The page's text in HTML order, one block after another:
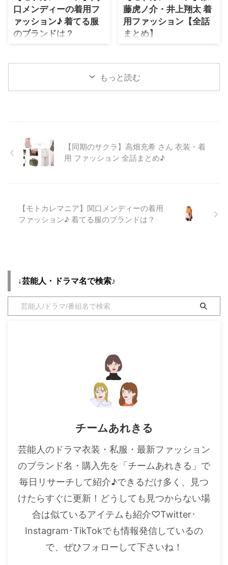
な難波ユリカ（新木優子）のモト
カレマニアっぷりに注目♡ モト
カノ・むぎを忘れられない、浜野
謙太(山下章生役)さんのモトカノ
MKM♪ 幸せだった元カレ斎藤真
（マコチ）役・高良健吾との時間
に浸る、、、そんな難波ユリカ
（新木優 ...
口メンディーの着用フ
ァッション♪ 着てる服
のブランドは？
2019年秋の新ドラマ♫ オープニ
放送♫【モトカレマニア】略して
MKM♪ 幸せだった元カレ斎藤真
（マコチ）役・高良健吾との時間
に浸る、、、そんな難波ユリカ
藤虎ノ介・井上翔太 着
用ファッション【全話
まとめ】
https://twitter.com/muscat_fujitv
ングテーマは安田レイさんの「ア
健吾）との時間に浸る、、、そん
な難波ユリカ（新木優子）のモト
もっと読む
【同期のサクラ】高畑充希 さん 衣装・着
用 ファッション 全話まとめ♪
【モトカレマニア】関口メンディーの着用
ファッション♪ 着てる服のブランドは？
↓芸能人・ドラマ名で検索♪
チームあれきる
芸能人のドラマ衣装・私服・最新ファッション
のブランド名・購入先を「チームあれきる」で
毎日リサーチして紹介♪できるだけ多く、見つ
けたらすぐに更新！どうしても見つからない場
合は似ているアイテムも紹介♡Twitter･
Instagram･TikTokでも情報発信しているの
で、ぜひフォローして下さいね！